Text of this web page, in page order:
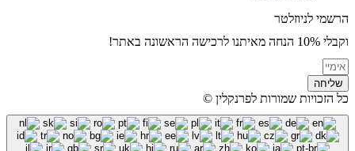
הרשמי לניוזלטר
וקבלי 10% הנחה מאיתנו לרכישה הראשונה באתר!
שליחה
כל הזכויות שמורות לפרנקלין ©